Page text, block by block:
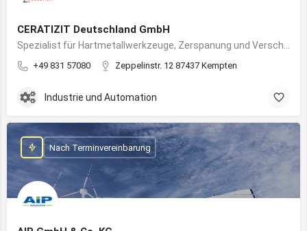
CERATIZIT Deutschland GmbH
+49 831 57080 Zeppelinstr. 12 87437 Kempten
Industrie und Automation
Nach Terminvereinbarung